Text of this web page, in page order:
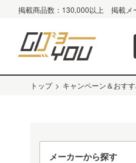
掲載商品数：130,000以上 掲載メ
トップ > キャンペーン＆おす
メーカーから探す